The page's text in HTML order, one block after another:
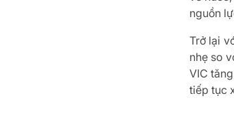
nguồn
Trở lại
nhẹ so
VIC
tiếp tục